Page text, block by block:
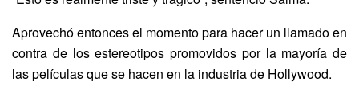
Aprovechó entonces el momento para hacer un llamado en
contra de los estereotipos promovidos por la mayoría de
las películas que se hacen en la industria de Hollywood.